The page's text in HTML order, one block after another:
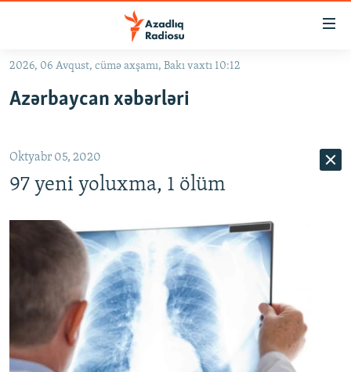
Əsas
qayıt
qayıt
Axtarışa
#ƏSLINDƏ
FƏRQƏ BAX
QANUNI DOĞRU
ARAŞDIRMA
MULTIMEDIA
VIDEO
FOTOQALEREYA
İNFOQRAFIKA
RADIO ARXIV
OXU ZALI
AZƏRBAYCAN ƏDƏBIYYATI KITABXANASI
HAQQIMIZDA
MISSIYAMIZ
2026, 06 Avqust, cümə axşamı, Bakı vaxtı 10:12
Azərbaycan xəbərləri
Oktyabr 05, 2020
97 yeni yoluxma, 1 ölüm